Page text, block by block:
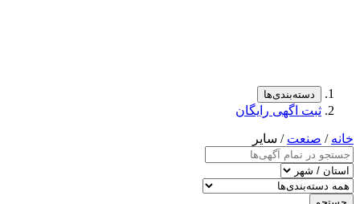
دسته‌بندی‌ها
ثبت اگهی رایگان
خانه / صنعت / سایر